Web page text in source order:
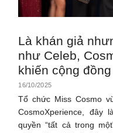
Là khán giả
như Celeb,
khiến cộng
16/10/2025
Tổ chức Miss Cosmo
CosmoXperience, đây
quyền “tất cả trong